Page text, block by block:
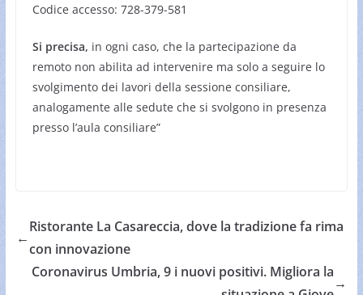
Codice accesso: 728-379-581
Si precisa, in ogni caso, che la partecipazione da
remoto non abilita ad intervenire ma solo a seguire lo
svolgimento dei lavori della sessione consiliare,
analogamente alle sedute che si svolgono in presenza
presso l’aula consiliare”
←
Ristorante La Casareccia, dove la tradizione fa rima
con innovazione
Coronavirus Umbria, 9 i nuovi positivi. Migliora la
→